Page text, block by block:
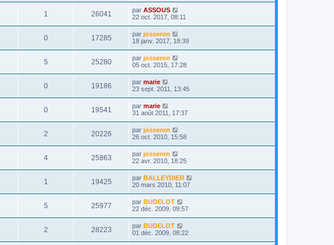
1 26041 par ASSOUS
22 oct. 2017, 08:11
0 17285 par josseron
18 janv. 2017, 18:39
5 25280 par josseron
05 oct. 2015, 17:28
0 19186 par marie
23 sept. 2011, 13:45
0 19541 par marie
31 août 2011, 17:37
2 20226 par josseron
26 oct. 2010, 15:58
4 25863 par josseron
22 avr. 2010, 18:25
1 19425 par BALLEYDIER
20 mars 2010, 11:07
5 25977 par BUDELOT
22 déc. 2009, 09:57
2 28223 par BUDELOT
01 déc. 2009, 08:22